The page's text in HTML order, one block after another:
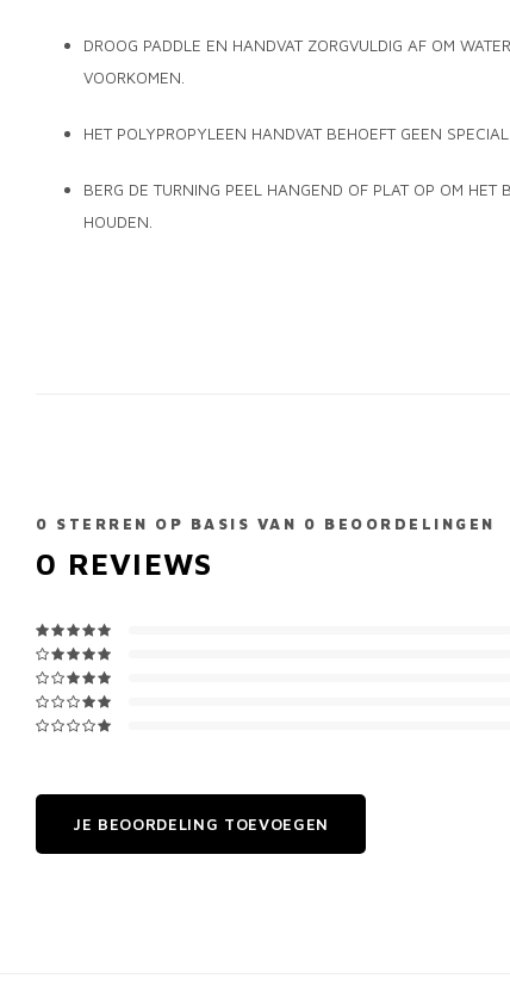
DROOG PADDLE EN HANDVAT ZORGVULDIG AF OM
VOORKOMEN.
HET POLYPROPYLEEN HANDVAT BEHOEFT GEEN
BERG DE TURNING PEEL HANGEND OF PLAT OP OM HET
HOUDEN.
0 STERREN OP BASIS VAN 0 BEOORDELINGEN
0 REVIEWS
JE BEOORDELING TOEVOEGEN